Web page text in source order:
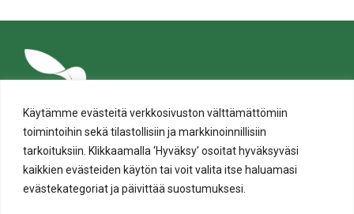
Käytämme evästeitä verkkosivuston välttämättömiin
toimintoihin sekä tilastollisiin ja markkinoinnillisiin
tarkoituksiin. Klikkaamalla ‘Hyväksy’ osoitat hyväksyväsi
kaikkien evästeiden käytön tai voit valita itse haluamasi
evästekategoriat ja päivittää suostumuksesi.